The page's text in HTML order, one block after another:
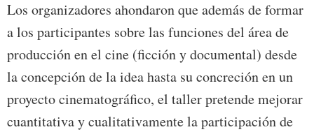
Los organizadores ahondaron que además de formar
a los participantes sobre las funciones del área de
producción en el cine (ficción y documental) desde
la concepción de la idea hasta su concreción en un
proyecto cinematográfico, el taller pretende mejorar
cuantitativa y cualitativamente la participación de